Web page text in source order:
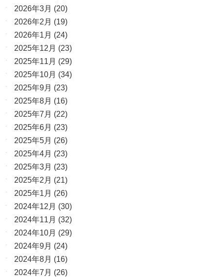
2026年3月 (20)
2026年2月 (19)
2026年1月 (24)
2025年12月 (23)
2025年11月 (29)
2025年10月 (34)
2025年9月 (23)
2025年8月 (16)
2025年7月 (22)
2025年6月 (23)
2025年5月 (26)
2025年4月 (23)
2025年3月 (23)
2025年2月 (21)
2025年1月 (26)
2024年12月 (30)
2024年11月 (32)
2024年10月 (29)
2024年9月 (24)
2024年8月 (16)
2024年7月 (26)